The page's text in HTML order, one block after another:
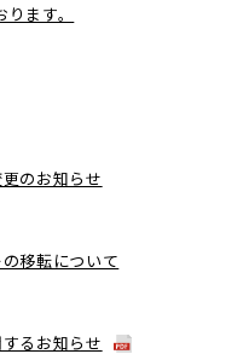
ます。
のお知らせ
移転について
るお知らせ